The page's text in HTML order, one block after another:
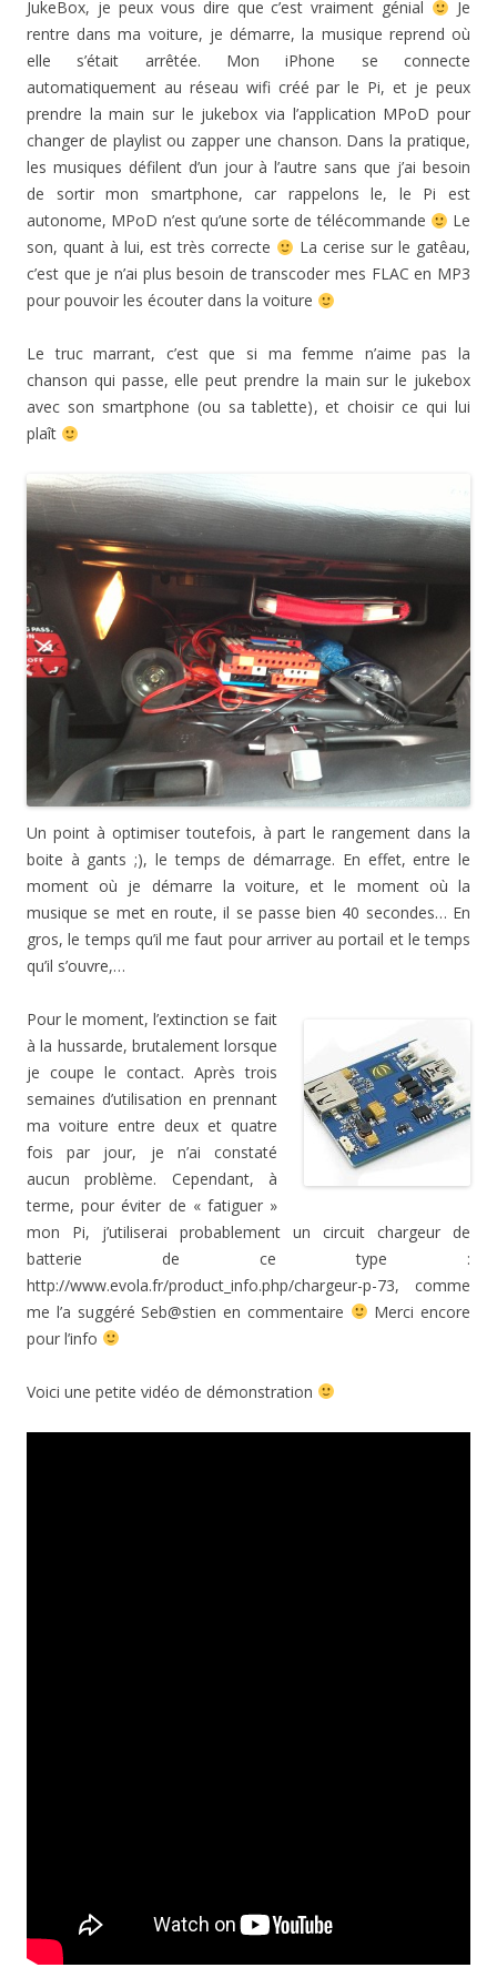
) e )
r
e
JukeBox, je peux vous dire que c’est vraiment génial
Je
rentre dans ma voiture, je démarre, la musique reprend où
elle s’était arrêtée. Mon iPhone se connecte
automatiquement au réseau wifi créé par le Pi, et je peux
prendre la main sur le jukebox via l’application MPoD pour
changer de playlist ou zapper une chanson. Dans la pratique,
les musiques défilent d’un jour à l’autre sans que j’ai besoin
de sortir mon smartphone, car rappelons le, le Pi est
autonome, MPoD n’est qu’une sorte de télécommande
Le
son, quant à lui, est très correcte
La cerise sur le gatêau,
c’est que je n’ai plus besoin de transcoder mes FLAC en MP3
pour pouvoir les écouter dans la voiture
Le truc marrant, c’est que si ma femme n’aime pas la
chanson qui passe, elle peut prendre la main sur le jukebox
avec son smartphone (ou sa tablette), et choisir ce qui lui
plaît
Un point à optimiser toutefois, à part le rangement dans la
boite à gants ;), le temps de démarrage. En effet, entre le
moment où je démarre la voiture, et le moment où la
musique se met en route, il se passe bien 40 secondes… En
gros, le temps qu’il me faut pour arriver au portail et le temps
qu’il s’ouvre,…
Pour le moment, l’extinction se fait
à la hussarde, brutalement lorsque
je coupe le contact. Après trois
semaines d’utilisation en prennant
ma voiture entre deux et quatre
fois par jour, je n’ai constaté
aucun problème. Cependant, à
terme, pour éviter de « fatiguer »
mon Pi, j’utiliserai probablement un circuit chargeur de
batterie de ce type :
http://www.evola.fr/product_info.php/chargeur-p-73, comme
me l’a suggéré Seb@stien en commentaire
Merci encore
pour l’info
Voici une petite vidéo de démonstration